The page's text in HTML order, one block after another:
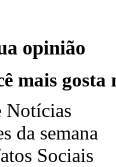
opinião
mais
Notícias
da semana
Sociais